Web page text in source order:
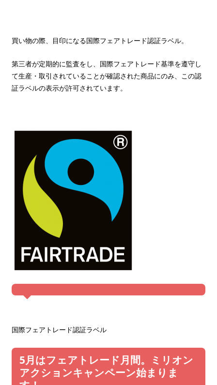
買い物の際、目印になる国際フェアトレード認証ラベル。
第三者が定期的に監査をし、国際フェアトレード基準を遵守し
て生産・取引されていることが確認された商品にのみ、この認
証ラベルの表示が許可されています。
国際フェアトレード認証ラベル
5月はフェアトレード月間。ミリオン
アクションキャンペーン始まりま